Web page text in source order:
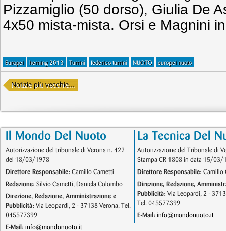
Pizzamiglio (50 dorso), Giulia De
4x50 mista-mista. Orsi e Magnini
Europei herning 2013 Turrini federico turrini NUOTO europei nuoto
Notizie più vecchie...
Il Mondo Del Nuoto
Autorizzazione del tribunale di Verona n. 422
del 18/03/1978
Direttore Responsabile: Camillo Cametti
Redazione: Silvio Cametti, Daniela Colombo
Direzione, Redazione, Amministrazione e
Pubblicità: Via Leopardi, 2 - 37138 Verona. Tel.
045577399
E-Mail: info@mondonuoto.it
La Tecnica Del
Autorizzazione del Tribunale di
Stampa CR 1808 in data 15/03/
Direttore Responsabile: Camillo
Direzione, Redazione,
Pubblicità: Via Leopardi, 2 -
Tel. 045577399
E-Mail: info@mondonuoto.it